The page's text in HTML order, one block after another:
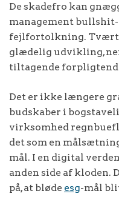
De skadefro kan
management bullshit-
fejlfortolkning.
glædelig udvikling,
tiltagende
Det er ikke længere
budskaber i
virksomhed
det som en
mål. I en digital
anden side af kloden.
på, at bløde esg-mål